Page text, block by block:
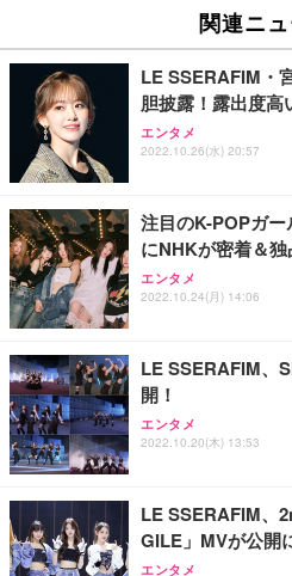
関連ニュ
LE SSERAFIM・
胆披露！露出度高
エンタメ
2022.10.26(水) 20:57
注目のK-POPガ
にNHKが密着＆独
エンタメ
2022.10.24(月) 14:06
LE SSERAFIM、
開！
エンタメ
2022.10.20(木) 13:53
LE SSERAFIM、
GILE」MVが公開
エンタメ